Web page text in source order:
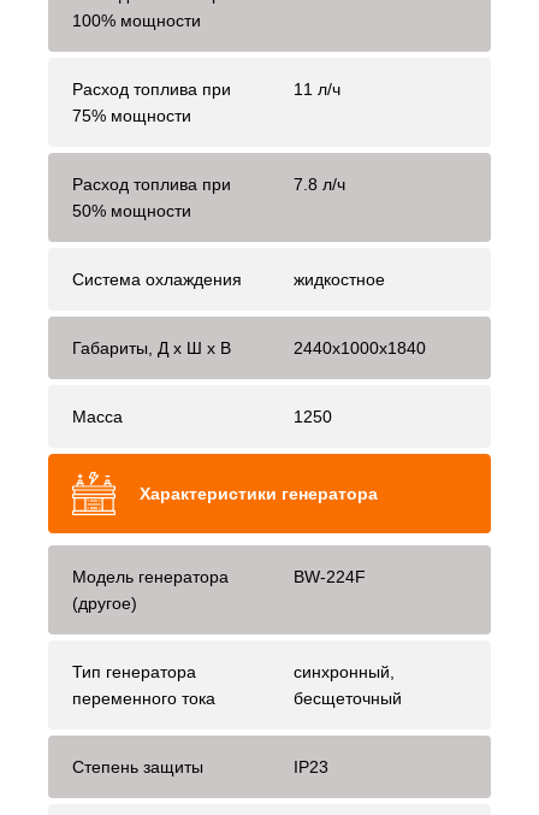
100% мощности
Расход топлива при
75% мощности
11 л/ч
Расход топлива при
50% мощности
7.8 л/ч
Система охлаждения жидкостное
Габариты, Д x Ш x В 2440x1000x1840
Масса 1250
Характеристики генератора
Модель генератора
(другое)
BW-224F
Тип генератора
переменного тока
синхронный,
бесщеточный
Степень защиты IP23